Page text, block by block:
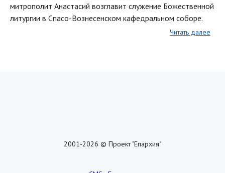
митрополит Анастасий возглавит служение Божественной
литургии в Спасо-Вознесенском кафедральном соборе.
Читать далее
2001-2026 © Проект "Епархия"